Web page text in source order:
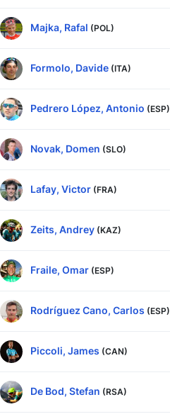
Majka, Rafal (POL)
Formolo, Davide (ITA)
Pedrero López, Antonio (ESP)
Novak, Domen (SLO)
Lafay, Victor (FRA)
Zeits, Andrey (KAZ)
Fraile, Omar (ESP)
Rodríguez Cano, Carlos (ESP)
Piccoli, James (CAN)
De Bod, Stefan (RSA)